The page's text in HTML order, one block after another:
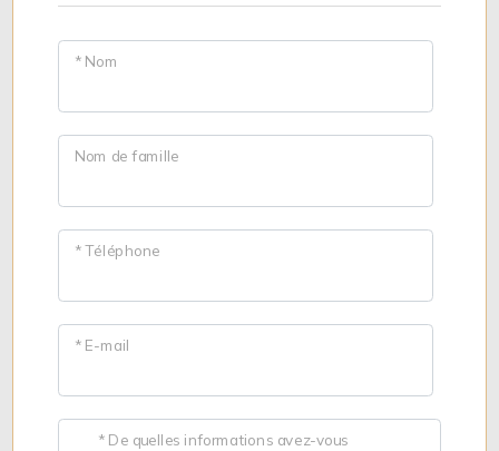
* Nom
Nom de famille
* Téléphone
* E-mail
* De quelles informations avez-vous